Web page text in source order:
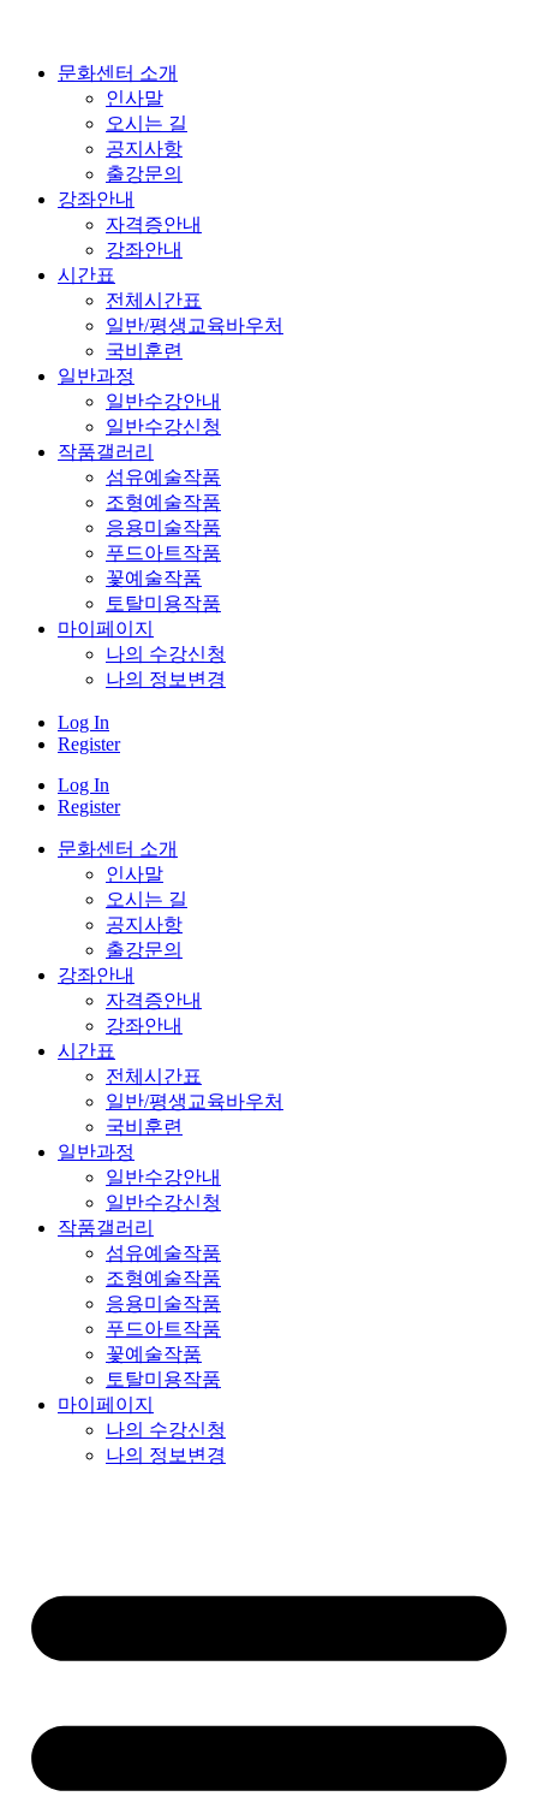
문화센터 소개
인사말
오시는 길
공지사항
출강문의
강좌안내
자격증안내
강좌안내
시간표
전체시간표
일반/평생교육바우처
국비훈련
일반과정
일반수강안내
일반수강신청
작품갤러리
섬유예술작품
조형예술작품
응용미술작품
푸드아트작품
꽃예술작품
토탈미용작품
마이페이지
나의 수강신청
나의 정보변경
Log In
Register
Log In
Register
문화센터 소개
인사말
오시는 길
공지사항
출강문의
강좌안내
자격증안내
강좌안내
시간표
전체시간표
일반/평생교육바우처
국비훈련
일반과정
일반수강안내
일반수강신청
작품갤러리
섬유예술작품
조형예술작품
응용미술작품
푸드아트작품
꽃예술작품
토탈미용작품
마이페이지
나의 수강신청
나의 정보변경